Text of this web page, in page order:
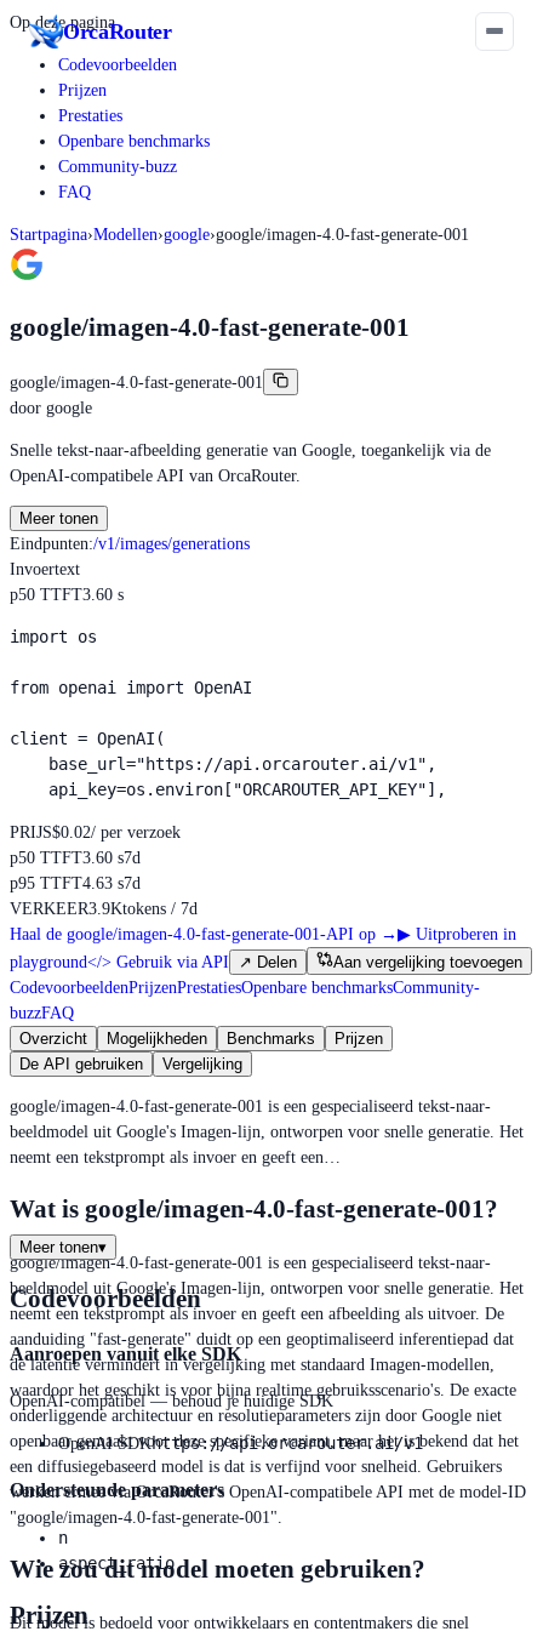
OrcaRouter
Op deze pagina
Codevoorbeelden
Prijzen
Prestaties
Openbare benchmarks
Community-buzz
FAQ
Startpagina›Modellen›google›google/imagen-4.0-fast-generate-001
google/imagen-4.0-fast-generate-001
google/imagen-4.0-fast-generate-001
door google
Snelle tekst-naar-afbeelding generatie van Google, toegankelijk via de
OpenAI-compatibele API van OrcaRouter.
Meer tonen
Eindpunten:/v1/images/generations
Invoertext
p50 TTFT3.60 s
import os
from openai import OpenAI
client = OpenAI(
    base_url="https://api.orcarouter.ai/v1",
    api_key=os.environ["ORCAROUTER_API_KEY"],
PRIJS$0.02/ per verzoek
p50 TTFT3.60 s7d
p95 TTFT4.63 s7d
VERKEER3.9Ktokens / 7d
Haal de google/imagen-4.0-fast-generate-001-API op → ▶ Uitproberen in
playground</> Gebruik via API ↗ Delen
Aan vergelijking toevoegen
CodevoorbeeldenPrijzenPrestatiesOpenbare benchmarksCommunity-
buzzFAQ
Overzicht
Mogelijkheden Benchmarks
Prijzen
De API gebruiken
Vergelijking
google/imagen-4.0-fast-generate-001 is een gespecialiseerd tekst-naar-
beeldmodel uit Google's Imagen-lijn, ontworpen voor snelle generatie. Het
neemt een tekstprompt als invoer en geeft een…
Wat is google/imagen-4.0-fast-generate-001?
google/imagen-4.0-fast-generate-001 is een gespecialiseerd tekst-naar-
beeldmodel uit Google's Imagen-lijn, ontworpen voor snelle generatie. Het
neemt een tekstprompt als invoer en geeft een afbeelding als uitvoer. De
aanduiding "fast-generate" duidt op een geoptimaliseerd inferentiepad dat
de latentie vermindert in vergelijking met standaard Imagen-modellen,
waardoor het geschikt is voor bijna realtime gebruiksscenario's. De exacte
onderliggende architectuur en resolutieparameters zijn door Google niet
openbaar gemaakt voor deze specifieke variant, maar het is bekend dat het
een diffusiegebaseerd model is dat is verfijnd voor snelheid. Gebruikers
werken ermee via OrcaRouter's OpenAI-compatibele API met de model-ID
"google/imagen-4.0-fast-generate-001".
Wie zou dit model moeten gebruiken?
Dit model is bedoeld voor ontwikkelaars en contentmakers die snel
Meer tonen▾
Codevoorbeelden
Aanroepen vanuit elke SDK
OpenAI-compatibel — behoud je huidige SDK
OpenAI SDKhttps://api.orcarouter.ai/v1
Ondersteunde parameters
n
aspect_ratio
Prijzen